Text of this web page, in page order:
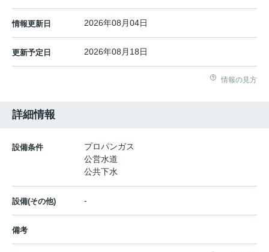
情報更新日 2026年08月04日
更新予定日 2026年08月18日
情報の見方
詳細情報
設備条件
プロパンガス
公営水道
公共下水
設備(その他) -
備考